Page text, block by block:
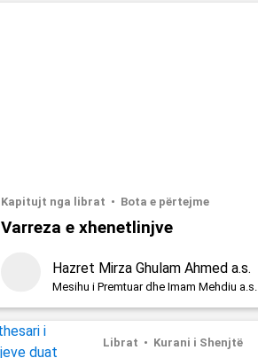
Kapitujt nga librat Bota e përtejme
Varreza e xhenetlinjve
Hazret Mirza Ghulam Ahmed a.s.
Mesihu i Premtuar dhe Imam Mehdiu a.s.
Librat Kurani i Shenjtë